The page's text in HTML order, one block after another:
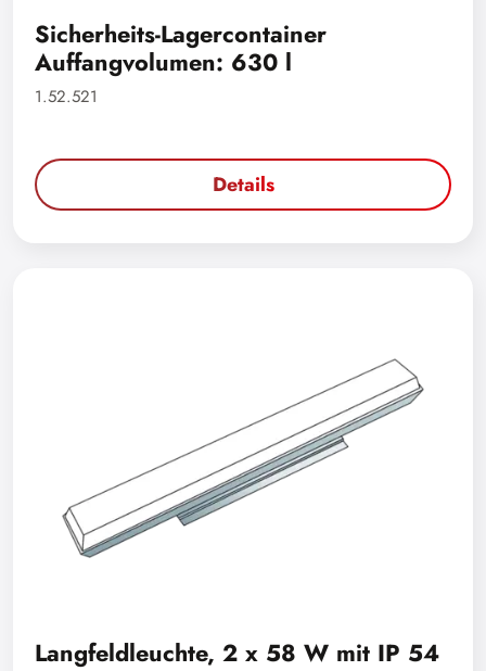
Sicherheits-Lagercontainer
Auffangvolumen: 630 l
1.52.521
Details
Langfeldleuchte, 2 x 58 W mit IP 54